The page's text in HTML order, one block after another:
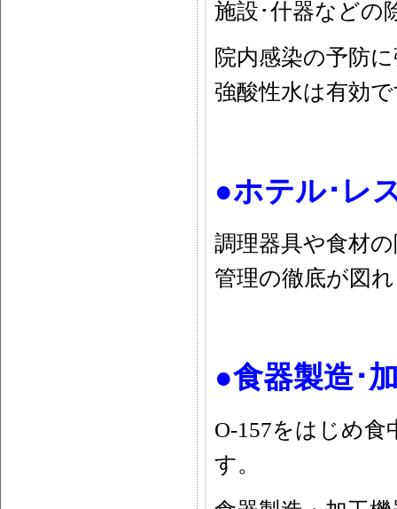
施設･什器などの
院内感染の予防
強酸性水は有効
●ホテル･レ
調理器具や食材
管理の徹底が図
●食器製造･
O-157をはじめ
す。